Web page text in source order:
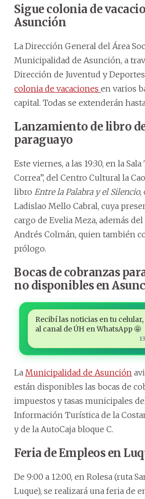
Sigue colonia de
Asunción
La Dirección General del Área
Municipalidad de Asunción, a
Dirección de Juventud y
colonia de vacaciones en varios
capital. Todas se extenderán
Lanzamiento de libro
paraguayo
Este viernes, a las 19:30, en la Sala
Correa”, del Centro Cultural la
libro Entre la Palabra y el Silencio,
Ladislao Mello Cabral, cuya
cargo de Evelia Meza, además
Andrés Colmán, quien también
prólogo.
Bocas de cobranzas
no disponibles en
Recibí las noticias en tu
al canal de ÚH en WhatsApp 🤩
La Municipalidad de Asunción
están disponibles las bocas de
impuestos y tasas municipales
Información Turística de la
y de la AutoCaja bloque C.
Feria de Empleos en
De 9:00 a 12:00, en Rolesa (ruta
Luque), se realizará una feria de